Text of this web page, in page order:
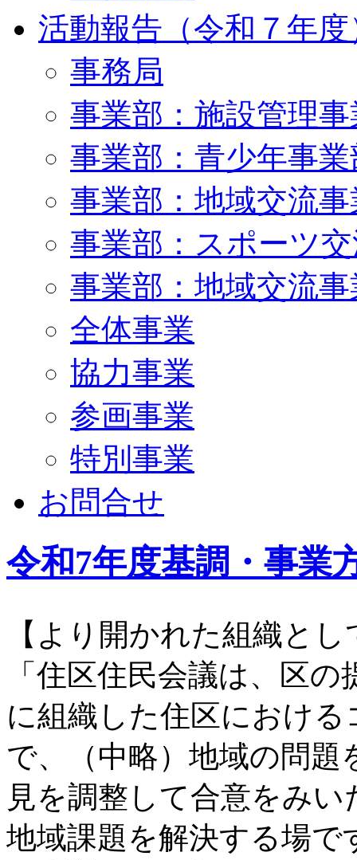
活動報告（令和７年度
事務局
事業部：施設管理
事業部：青少年事業
事業部：地域交流
事業部：スポーツ
事業部：地域交流
全体事業
協力事業
参画事業
特別事業
お問合せ
令和7年度基調・事業
【より開かれた組織と
「住区住民会議は、区
に組織した住区におけ
で、（中略）地域の問
見を調整して合意をみ
地域課題を解決する場